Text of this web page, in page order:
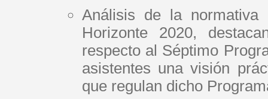
Análisis de la
Horizonte 2020,
respecto al Séptimo
asistentes una visión
que regulan dicho